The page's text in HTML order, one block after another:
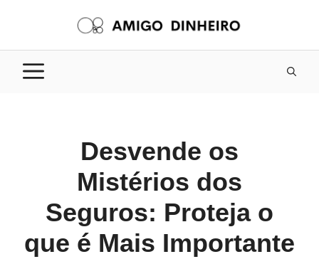
o
conteúdo
Desvende os
Mistérios dos
Seguros: Proteja o
que é Mais Importante